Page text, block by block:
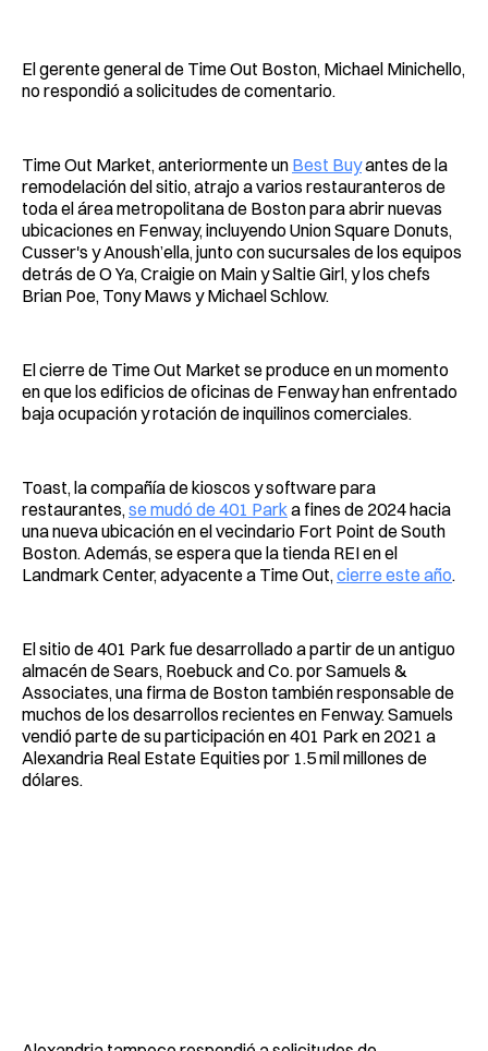
El gerente general de Time Out Boston, Michael Minichello,
no respondió a solicitudes de comentario.
Time Out Market, anteriormente un Best Buyantes de la
remodelación del sitio, atrajo a varios restauranteros de
toda el área metropolitana de Boston para abrir nuevas
ubicaciones en Fenway, incluyendo Union Square Donuts,
Cusser's y Anoush’ella, junto con sucursales de los equipos
detrás de O Ya, Craigie on Main y Saltie Girl, y los chefs
Brian Poe, Tony Maws y Michael Schlow.
El cierre de Time Out Market se produce en un momento
en que los edificios de oficinas de Fenway han enfrentado
baja ocupación y rotación de inquilinos comerciales.
Toast, la compañía de kioscos y software para
restaurantes, se mudó de 401 Parka fines de 2024 hacia
una nueva ubicación en el vecindario Fort Point de South
Boston. Además, se espera que la tienda REI en el
Landmark Center, adyacente a Time Out, cierre este año.
El sitio de 401 Park fue desarrollado a partir de un antiguo
almacén de Sears, Roebuck and Co. por Samuels &
Associates, una firma de Boston también responsable de
muchos de los desarrollos recientes en Fenway. Samuels
vendió parte de su participación en 401 Park en 2021 a
Alexandria Real Estate Equities por 1.5 mil millones de
dólares.